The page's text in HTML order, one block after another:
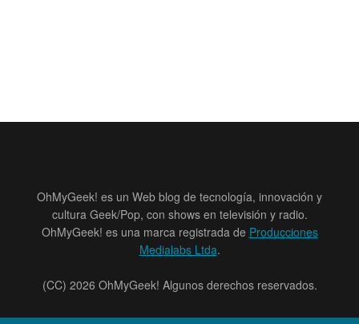
OhMyGeek! es un Web blog de tecnología, innovación y
cultura Geek/Pop, con shows en televisión y radio.
OhMyGeek! es una marca registrada de Producciones
Medialabs Ltda.
(CC) 2026 OhMyGeek! Algunos derechos reservados.